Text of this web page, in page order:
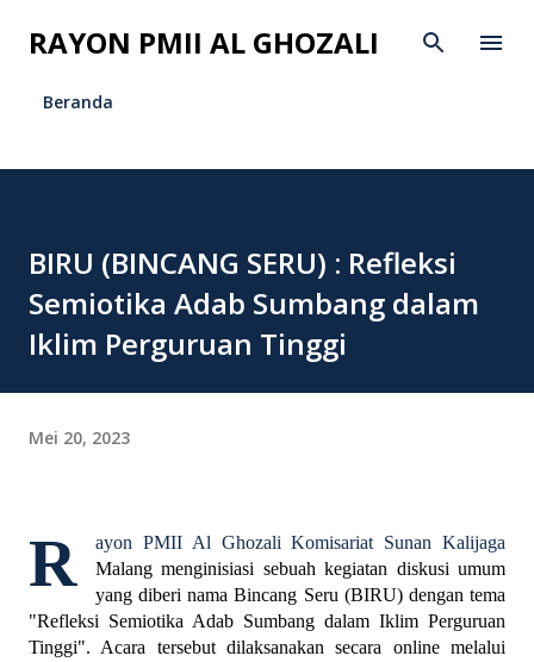
Langsung ke konten utama
RAYON PMII AL GHOZALI
Beranda
BIRU (BINCANG SERU) : Refleksi
Semiotika Adab Sumbang dalam
Iklim Perguruan Tinggi
Mei 20, 2023
R
ayon PMII Al Ghozali Komisariat Sunan Kalijaga
Malang menginisiasi sebuah kegiatan diskusi umum
yang diberi nama Bincang Seru (BIRU) dengan tema
"Refleksi Semiotika Adab Sumbang dalam Iklim Perguruan
Tinggi". Acara tersebut dilaksanakan secara online melalui